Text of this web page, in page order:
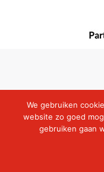
We gebruiken
website zo goed
gebruiken gaan